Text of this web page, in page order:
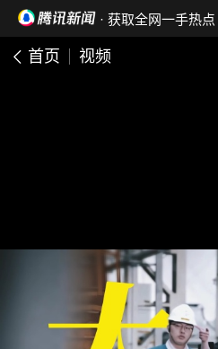
· 获取全网一手热点
首页 视频